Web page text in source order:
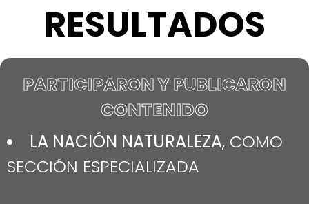
RESULTADOS
PARTICIPARON Y PUBLICARON
CONTENIDO
LA NACIÓN NATURALEZA, COMO
SECCIÓN ESPECIALIZADA